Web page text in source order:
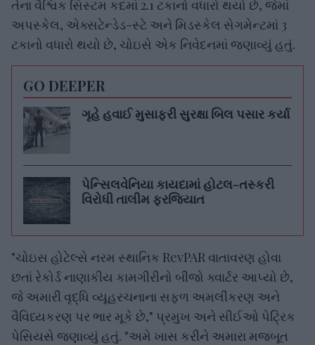
તેના વૈશ્વિક સિસ્ટમ કદમાં 2.1 ટકાનો વધારો થયો છે, જેમાં
અપસ્કેલ, એક્સટેન્ડેડ-સ્ટે અને મિડસ્કેલ સેગમેન્ટમાં 3
ટકાનો વધારો થયો છે, ચોઇસે એક નિવેદનમાં જણાવ્યું હતું.
GO DEEPER
ગૃહે હવાઈ મુસાફરી સુરક્ષા બિલ પસાર કર્યા
પેન્સિલવેનિયા કાયદામાં હોટલ-તસ્કરી
વિરોધી તાલીમ ફરજિયાત
"ચોઇસ હોટેલ્સે નરમ સ્થાનિક RevPAR વાતાવરણ હોવા
છતાં રેકોર્ડ નાણાકીય કામગીરીનો બીજો ક્વાર્ટર આપ્યો છે,
જે અમારી વૃદ્ધિ વ્યૂહરચનાના સફળ અમલીકરણ અને
વૈવિધ્યકરણ પર ભાર મૂકે છે," પ્રમુખ અને સીઈઓ પેટ્રિક
પેસિયસે જણાવ્યું હતું. "અમે ખાસ કરીને અમારા મજબૂત